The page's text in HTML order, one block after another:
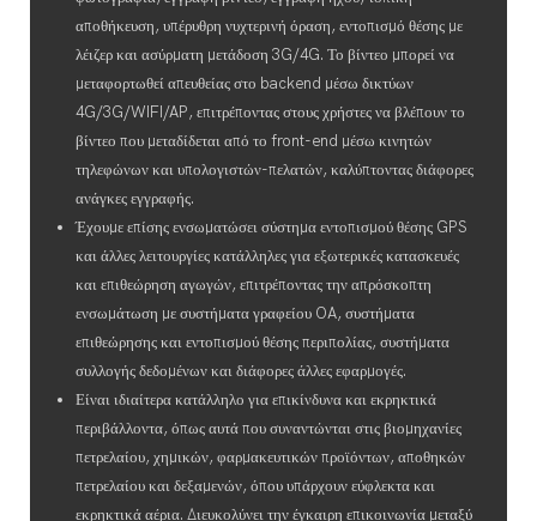
αποθήκευση, υπέρυθρη νυχτερινή όραση, εντοπισμό θέσης με
λέιζερ και ασύρματη μετάδοση 3G/4G. Το βίντεο μπορεί να
μεταφορτωθεί απευθείας στο backend μέσω δικτύων
4G/3G/WIFI/AP, επιτρέποντας στους χρήστες να βλέπουν το
βίντεο που μεταδίδεται από το front-end μέσω κινητών
τηλεφώνων και υπολογιστών-πελατών, καλύπτοντας διάφορες
ανάγκες εγγραφής.
Έχουμε επίσης ενσωματώσει σύστημα εντοπισμού θέσης GPS
και άλλες λειτουργίες κατάλληλες για εξωτερικές κατασκευές
και επιθεώρηση αγωγών, επιτρέποντας την απρόσκοπτη
ενσωμάτωση με συστήματα γραφείου OA, συστήματα
επιθεώρησης και εντοπισμού θέσης περιπολίας, συστήματα
συλλογής δεδομένων και διάφορες άλλες εφαρμογές.
Είναι ιδιαίτερα κατάλληλο για επικίνδυνα και εκρηκτικά
περιβάλλοντα, όπως αυτά που συναντώνται στις βιομηχανίες
πετρελαίου, χημικών, φαρμακευτικών προϊόντων, αποθηκών
πετρελαίου και δεξαμενών, όπου υπάρχουν εύφλεκτα και
εκρηκτικά αέρια. Διευκολύνει την έγκαιρη επικοινωνία μεταξύ